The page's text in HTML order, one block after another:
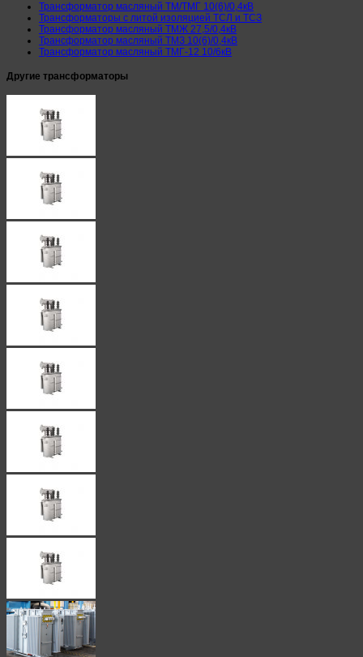
Трансформатор масляный ТМ/ТМГ 10(6)/0,4кВ
Трансформаторы с литой изоляцией ТСЛ и ТСЗ
Трансформатор масляный ТМЖ 27,5/0,4кВ
Трансформатор масляный ТМЗ 10(6)/0,4кВ
Трансформатор масляный ТМГ-12 10/6кВ
Другие трансформаторы